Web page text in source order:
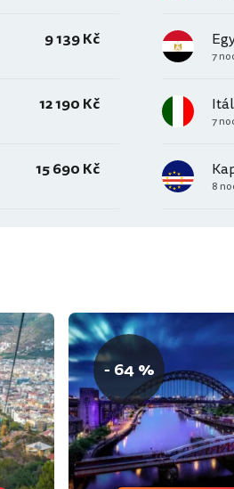
9 139 Kč
7
12 190 Kč
7
15 690 Kč
8
- 64 %